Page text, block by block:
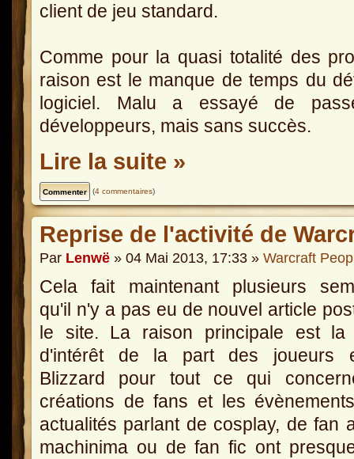
client de jeu standard.
Comme pour la quasi totalité des
raison est le manque de temps du
logiciel. Malu a essayé de
développeurs, mais sans succès.
Lire la suite »
(4 commentaires)
Reprise de l'activité de
Par Lenwë » 04 Mai 2013, 17:33 » Warcraft
Cela fait maintenant plusieurs
qu'il n'y a pas eu de nouvel article
le site. La raison principale est la
d'intérêt de la part des joueurs
Blizzard pour tout ce qui
créations de fans et les
actualités parlant de cosplay, de fan
machinima ou de fan fic ont